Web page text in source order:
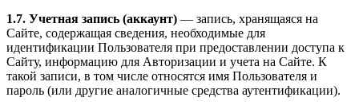
1.7. Учетная запись (аккаунт) — запись, хранящаяся на
Сайте, содержащая сведения, необходимые для
идентификации Пользователя при предоставлении доступа к
Сайту, информацию для Авторизации и учета на Сайте. К
такой записи, в том числе относятся имя Пользователя и
пароль (или другие аналогичные средства аутентификации).